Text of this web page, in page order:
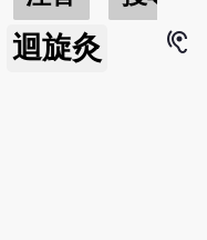
迴旋灸
hearing